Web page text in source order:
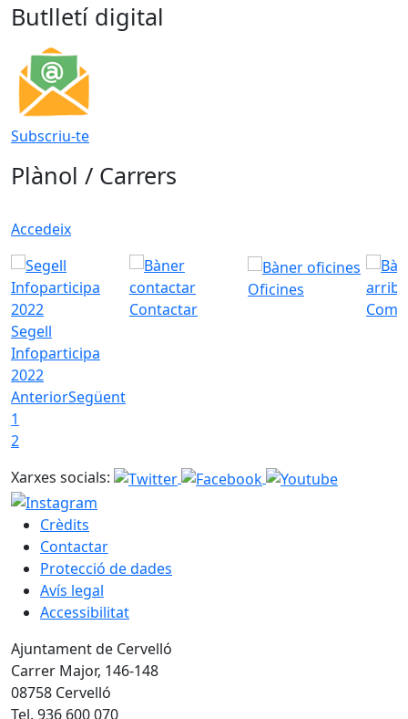
Butlletí digital
Subscriu-te
Plànol / Carrers
Accedeix
Segell
Infoparticipa
2022
Contactar
Oficines
Com
AnteriorSegüent
1
2
Xarxes socials:
Crèdits
Contactar
Protecció de dades
Avís legal
Accessibilitat
Ajuntament de Cervelló
Carrer Major, 146-148
08758 Cervelló
Tel. 936 600 070